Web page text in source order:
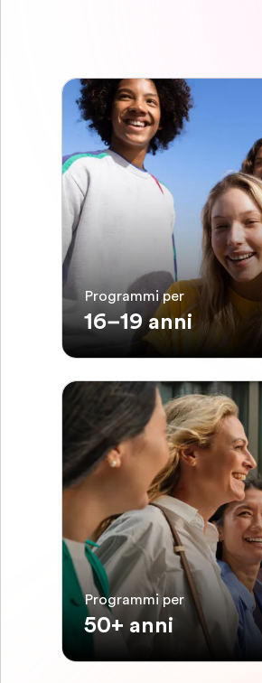
Programmi per
16–19 anni
Programmi per
50+ anni